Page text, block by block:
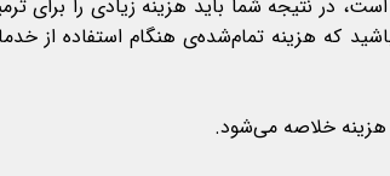
در نتیجه شما باید هزینه زیادی را برای
که هزینه تمام‌شده‌ی هنگام استفاده از
هزینه خلاصه می‌شود.